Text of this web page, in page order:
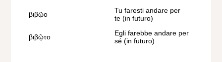
βιβῷο
Tu faresti andare per
te (in futuro)
βιβῷτο
Egli farebbe andare per
sé (in futuro)